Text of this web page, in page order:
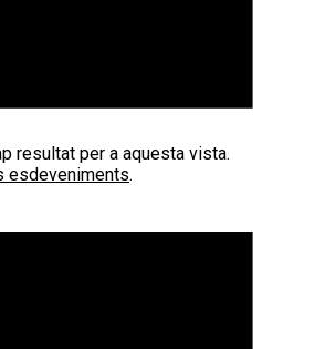
resultat per a aquesta vista.
esdeveniments.